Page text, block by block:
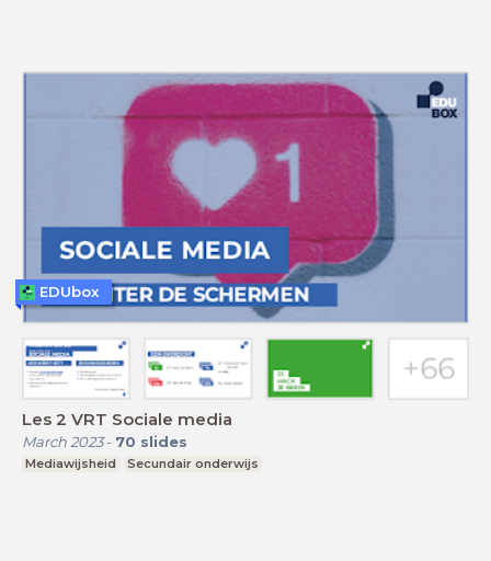
Les 2 VRT Sociale media
March 2023- 70 slides
Mediawijsheid Secundair onderwijs
EDUbox